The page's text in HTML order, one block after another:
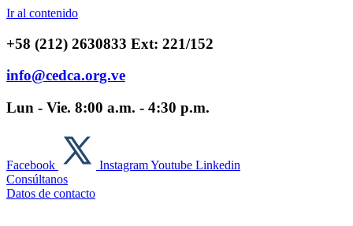
Ir al contenido
+58 (212) 2630833 Ext: 221/152
info@cedca.org.ve
Lun - Vie. 8:00 a.m. - 4:30 p.m.
Facebook InstagramYoutube Linkedin
Consúltanos
Datos de contacto